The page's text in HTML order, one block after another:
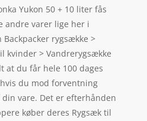
Yukon 50 + 10 liter fås
andre varer lige her i
rygsække >
kvinder > Vandrerygsække
at du får hele 100 dages
du mod forventning
vare. Det er efterhånden
køber deres Rygsæk til